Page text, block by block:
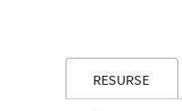
RESURSE